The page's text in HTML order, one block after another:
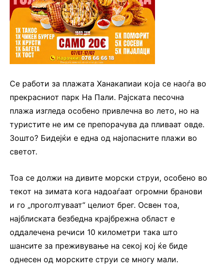
Се работи за плажата Ханакапиаи која се наоѓа во
прекрасниот парк На Пали. Рајската песочна
плажа изгледа особено привлечна во лето, но на
туристите не им се препорачува да пливаат овде.
Зошто? Бидејќи е една од најопасните плажи во
светот.
Тоа се должи на дивите морски струи, особено во
текот на зимата кога надоаѓаат огромни бранови
и го „проголтуваат“ целиот брег. Освен тоа,
најблиската безбедна крајбрежна област е
оддалечена речиси 10 километри така што
шансите за преживување на секој кој ќе биде
однесен од морските струи се многу мали.